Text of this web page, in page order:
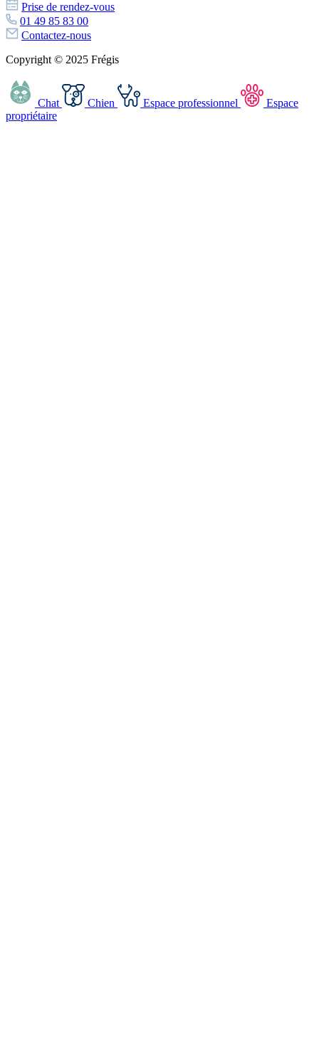
Prise de rendez-vous
01 49 85 83 00
Contactez-nous
Copyright © 2025 Frégis
Chat Chien Espace professionnel
Espace
propriétaire